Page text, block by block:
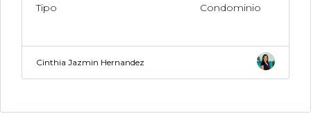
Tipo
Condominio
Cinthia Jazmin Hernandez